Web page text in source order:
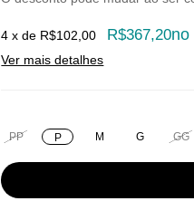
4 x de R$102,00 R$367,20no
Ver mais detalhes
PP P M G GG